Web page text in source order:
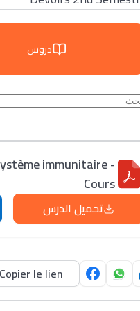
دروس
immunitaire -
Cours
تحميل الدرس
Copier le lien